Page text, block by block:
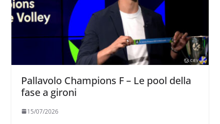
Pallavolo Champions F – Le pool della
fase a gironi
15/07/2026